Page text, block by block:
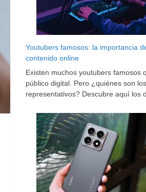
Youtubers famosos: la importancia
contenido online
Existen muchos youtubers famosos
público digital. Pero ¿quiénes son
representativos? Descubre aquí los